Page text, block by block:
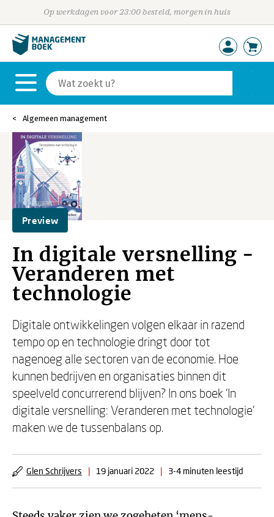
Op werkdagen voor 23:00 besteld, morgen in huis
Algemeen management
Preview
In digitale versnelling -
Veranderen met
technologie
Digitale ontwikkelingen volgen elkaar in razend
tempo op en technologie dringt door tot
nagenoeg alle sectoren van de economie. Hoe
kunnen bedrijven en organisaties binnen dit
speelveld concurrerend blijven? In ons boek ‘In
digitale versnelling: Veranderen met technologie’
maken we de tussenbalans op.
Glen Schrijvers | 19 januari 2022 | 3-4 minuten leestijd